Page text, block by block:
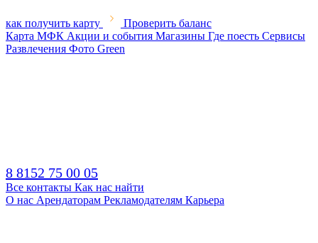
как получить карту
Проверить баланс
Карта МФК Акции и события Магазины Где поесть Сервисы
Развлечения Фото Green
8 8152 75 00 05
Все контакты Как нас найти
О нас Арендаторам Рекламодателям Карьера